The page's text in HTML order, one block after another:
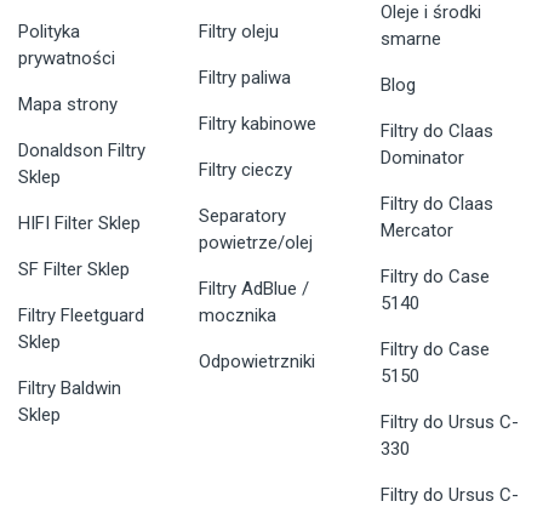
Polityka
prywatności
Mapa strony
Donaldson Filtry
Sklep
HIFI Filter Sklep
SF Filter Sklep
Filtry Fleetguard
Sklep
Filtry Baldwin
Sklep
Filtry oleju
Filtry paliwa
Filtry kabinowe
Filtry cieczy
Separatory
powietrze/olej
Filtry AdBlue /
mocznika
Odpowietrzniki
Oleje i środki
smarne
Blog
Filtry do Claas
Dominator
Filtry do Claas
Mercator
Filtry do Case
5140
Filtry do Case
5150
Filtry do Ursus C-
330
Filtry do Ursus C-